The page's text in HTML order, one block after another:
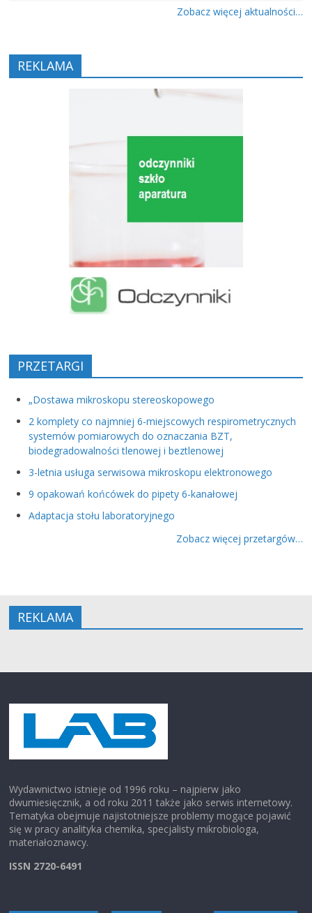
Zobacz więcej aktualności…
REKLAMA
PRZETARGI
„Dostawa mikroskopu stereoskopowego
2 komplety co najmniej 6-miejscowych respirometrycznych
systemów pomiarowych do oznaczania BZT,
biodegradowalności tlenowej i beztlenowej
3-letnia usługa serwisowa mikroskopu elektronowego
9 opakowań końcówek do pipety 6-kanałowej
Adaptacja stołu laboratoryjnego
Zobacz więcej przetargów…
REKLAMA
Wydawnictwo istnieje od 1996 roku – najpierw jako
dwumiesięcznik, a od roku 2011 także jako serwis internetowy.
Tematyka obejmuje najistotniejsze problemy mogące pojawić
się w pracy analityka chemika, specjalisty mikrobiologa,
materiałoznawcy.
ISSN 2720-6491